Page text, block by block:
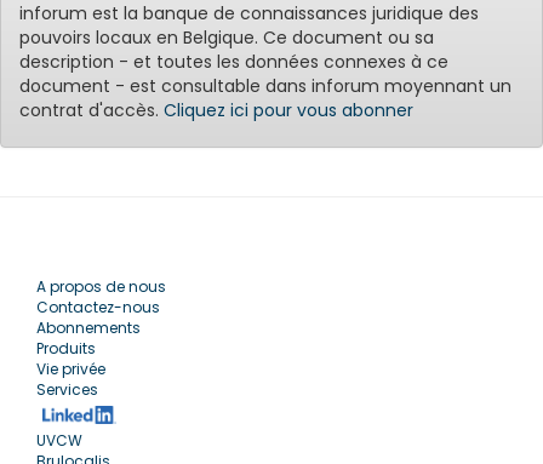
inforum est la banque de connaissances juridique des
pouvoirs locaux en Belgique. Ce document ou sa
description - et toutes les données connexes à ce
document - est consultable dans inforum moyennant un
contrat d'accès. Cliquez ici pour vous abonner
A propos de nous
Contactez-nous
Abonnements
Produits
Vie privée
Services
UVCW